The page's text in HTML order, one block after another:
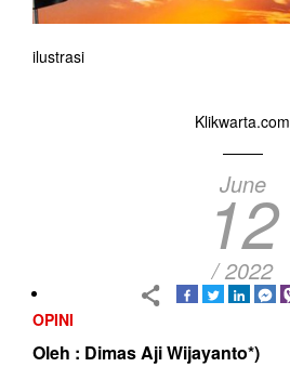
ilustrasi
Klikwarta.com
June
12
/ 2022
OPINI
Oleh : Dimas Aji Wijayanto*)